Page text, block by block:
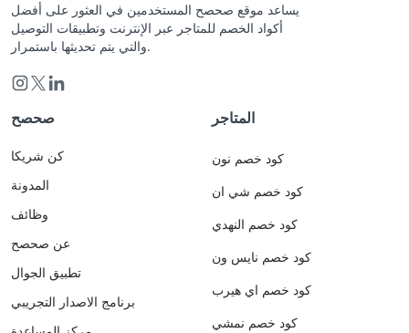
يساعد موقع صحصح المستخدمين في العثور على أفضل
أكواد الخصم للمتاجر عبر الإنترنت وتطبيقات التوصيل
والتي يتم تحديثها باستمرار.
صحصح
كن شريكا
المدونة
وظائف
عن صحصح
تطبيق الجوال
برنامج الاصدار التجريبي
المتاجر
كود خصم نون
كود خصم شي ان
كود خصم النهدي
كود خصم نايس ون
كود خصم اي هيرب
كود خصم نمشي